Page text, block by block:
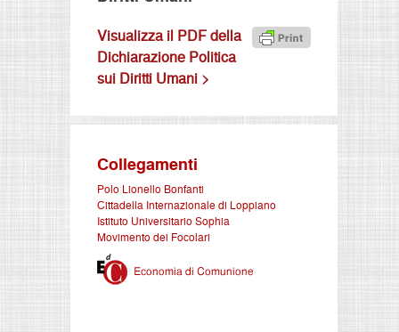
Visualizza il PDF della
Dichiarazione Politica
sui Diritti Umani >
Collegamenti
Polo Lionello Bonfanti
Cittadella Internazionale di Loppiano
Istituto Universitario Sophia
Movimento dei Focolari